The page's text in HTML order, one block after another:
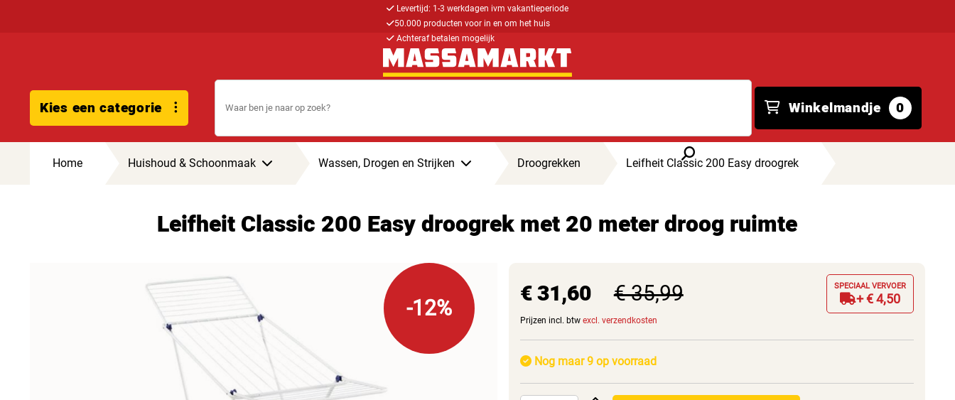
Levertijd: 1-3 werkdagen ivm vakantieperiode
50.000 producten voor in en om het huis
Achteraf betalen mogelijk
Kies een categorie Winkelmandje 0
Home Huishoud & Schoonmaak Wassen, Drogen en Strijken Droogrekken Leifheit Classic 200 Easy droogrek
Leifheit Classic 200 Easy droogrek met 20 meter droog ruimte
-12% € 31,60 € 35,99 SPECIAAL VERVOER
+ € 4,50
Prijzen incl. btw excl. verzendkosten
Nog maar 9 op voorraad